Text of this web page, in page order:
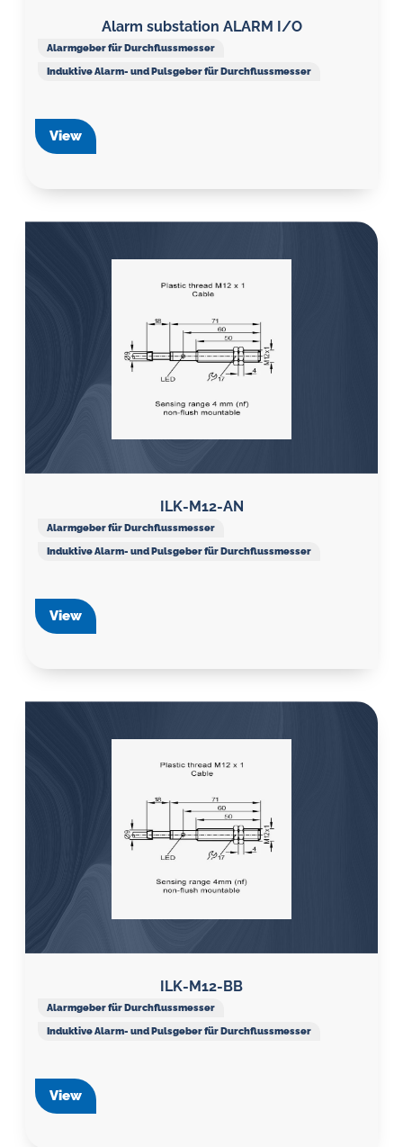
Alarm substation ALARM I/O
Alarmgeber für Durchflussmesser
Induktive Alarm- und Pulsgeber für Durchflussmesser
View
ILK-M12-AN
Alarmgeber für Durchflussmesser
Induktive Alarm- und Pulsgeber für Durchflussmesser
View
ILK-M12-BB
Alarmgeber für Durchflussmesser
Induktive Alarm- und Pulsgeber für Durchflussmesser
View